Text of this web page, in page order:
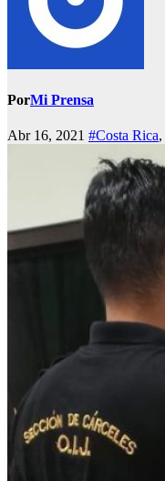
PorMi Prensa
Abr 16, 2021 #Costa Rica,